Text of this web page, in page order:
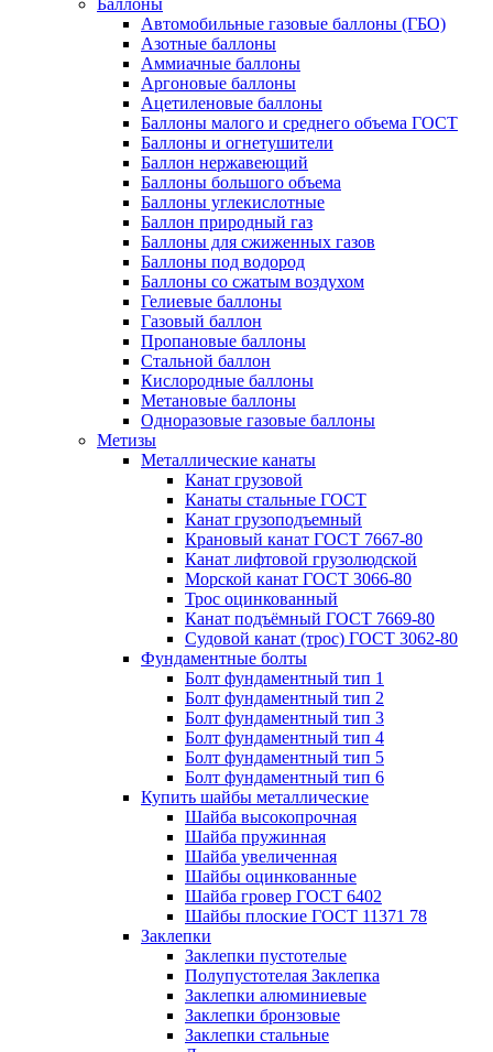
Баллоны
Автомобильные газовые баллоны (ГБО)
Азотные баллоны
Аммиачные баллоны
Аргоновые баллоны
Ацетиленовые баллоны
Баллоны малого и среднего объема ГОСТ
Баллоны и огнетушители
Баллон нержавеющий
Баллоны большого объема
Баллоны углекислотные
Баллон природный газ
Баллоны для сжиженных газов
Баллоны под водород
Баллоны со сжатым воздухом
Гелиевые баллоны
Газовый баллон
Пропановые баллоны
Стальной баллон
Кислородные баллоны
Метановые баллоны
Одноразовые газовые баллоны
Метизы
Металлические канаты
Канат грузовой
Канаты стальные ГОСТ
Канат грузоподъемный
Крановый канат ГОСТ 7667-80
Канат лифтовой грузолюдской
Морской канат ГОСТ 3066-80
Трос оцинкованный
Канат подъёмный ГОСТ 7669-80
Судовой канат (трос) ГОСТ 3062-80
Фундаментные болты
Болт фундаментный тип 1
Болт фундаментный тип 2
Болт фундаментный тип 3
Болт фундаментный тип 4
Болт фундаментный тип 5
Болт фундаментный тип 6
Купить шайбы металлические
Шайба высокопрочная
Шайба пружинная
Шайба увеличенная
Шайбы оцинкованные
Шайба гровер ГОСТ 6402
Шайбы плоские ГОСТ 11371 78
Заклепки
Заклепки пустотелые
Полупустотелая Заклепка
Заклепки алюминиевые
Заклепки бронзовые
Заклепки стальные